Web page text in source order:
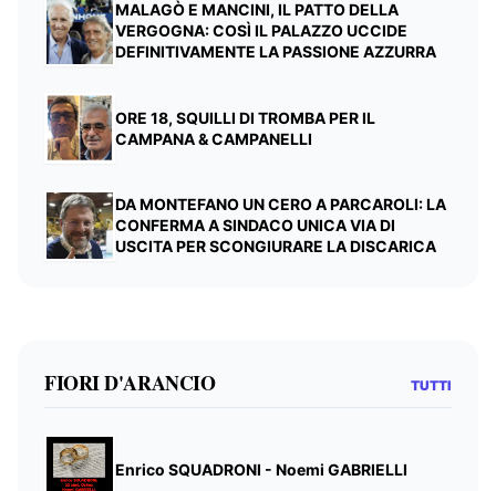
MALAGÒ E MANCINI, IL PATTO DELLA
VERGOGNA: COSÌ IL PALAZZO UCCIDE
DEFINITIVAMENTE LA PASSIONE AZZURRA
ORE 18, SQUILLI DI TROMBA PER IL
CAMPANA & CAMPANELLI
DA MONTEFANO UN CERO A PARCAROLI: LA
CONFERMA A SINDACO UNICA VIA DI
USCITA PER SCONGIURARE LA DISCARICA
FIORI D'ARANCIO TUTTI
Enrico SQUADRONI - Noemi GABRIELLI